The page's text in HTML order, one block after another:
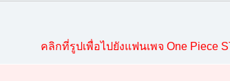
คลิกที่รูปเพื่อไปยังแฟนเพจ One Piece